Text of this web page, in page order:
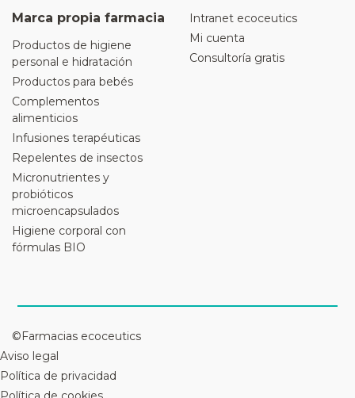
Marca propia farmacia
Productos de higiene
personal e hidratación
Productos para bebés
Complementos
alimenticios
Infusiones terapéuticas
Repelentes de insectos
Micronutrientes y
probióticos
microencapsulados
Higiene corporal con
fórmulas BIO
Intranet ecoceutics
Mi cuenta
Consultoría gratis
©Farmacias ecoceutics
Aviso legal
Política de privacidad